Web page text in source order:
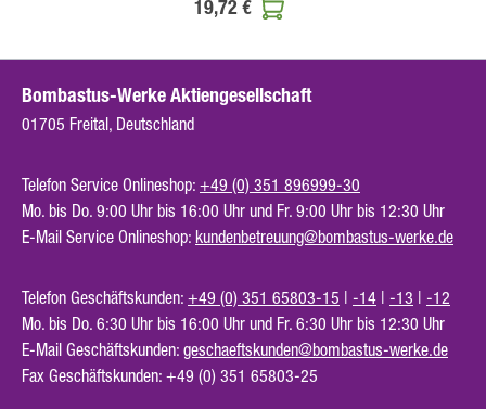
19,72 €
Bombastus-Werke Aktiengesellschaft
01705 Freital, Deutschland
Telefon Service Onlineshop: +49 (0) 351 896999-30
Mo. bis Do. 9:00 Uhr bis 16:00 Uhr und Fr. 9:00 Uhr bis 12:30 Uhr
E-Mail Service Onlineshop: kundenbetreuung@bombastus-werke.de
Telefon Geschäftskunden: +49 (0) 351 65803-15 | -14 | -13 | -12
Mo. bis Do. 6:30 Uhr bis 16:00 Uhr und Fr. 6:30 Uhr bis 12:30 Uhr
E-Mail Geschäftskunden: geschaeftskunden@bombastus-werke.de
Fax Geschäftskunden: +49 (0) 351 65803-25